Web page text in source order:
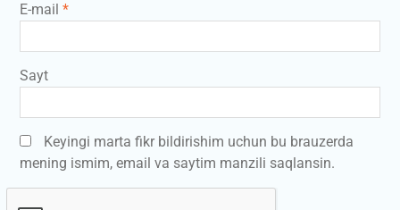
E-mail *
Sayt
Keyingi marta fikr bildirishim uchun bu brauzerda
mening ismim, email va saytim manzili saqlansin.